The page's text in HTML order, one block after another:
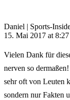
Daniel | Sports-
15. Mai 2017 at 8:27
Vielen Dank für
nerven so
sehr oft von Leuten
sondern nur Fakten